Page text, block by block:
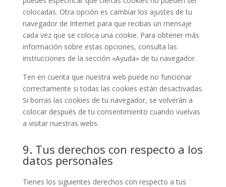
colocadas. Otra opción es cambiar los ajustes de tu
navegador de Internet para que recibas un mensaje
cada vez que se coloca una cookie. Para obtener más
información sobre estas opciones, consulta las
instrucciones de la sección «Ayuda» de tu navegador.
Ten en cuenta que nuestra web puede no funcionar
correctamente si todas las cookies están desactivadas.
Si borras las cookies de tu navegador, se volverán a
colocar después de tu consentimiento cuando vuelvas
a visitar nuestras webs.
9. Tus derechos con respecto a los
datos personales
Tienes los siguientes derechos con respecto a tus